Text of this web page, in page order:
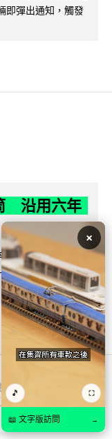
用
即彈出通知，觸發
沿用六年
復刻版降噪耳機
1000XM4... 閱讀
×
🎵 ⛶
📖 文字版訪問 →